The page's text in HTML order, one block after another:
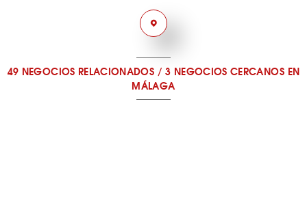
49 NEGOCIOS RELACIONADOS /3 NEGOCIOS CERCANOS EN
MÁLAGA